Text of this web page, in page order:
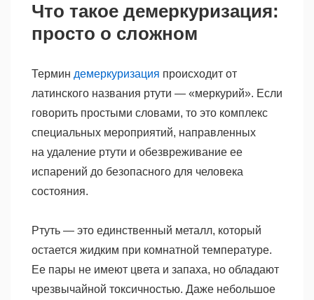
Что такое демеркуризация:
просто о сложном
Термин демеркуризация происходит от
латинского названия ртути — «меркурий». Если
говорить простыми словами, то это комплекс
специальных мероприятий, направленных
на удаление ртути и обезвреживание ее
испарений до безопасного для человека
состояния.
Ртуть — это единственный металл, который
остается жидким при комнатной температуре.
Ее пары не имеют цвета и запаха, но обладают
чрезвычайной токсичностью. Даже небольшое